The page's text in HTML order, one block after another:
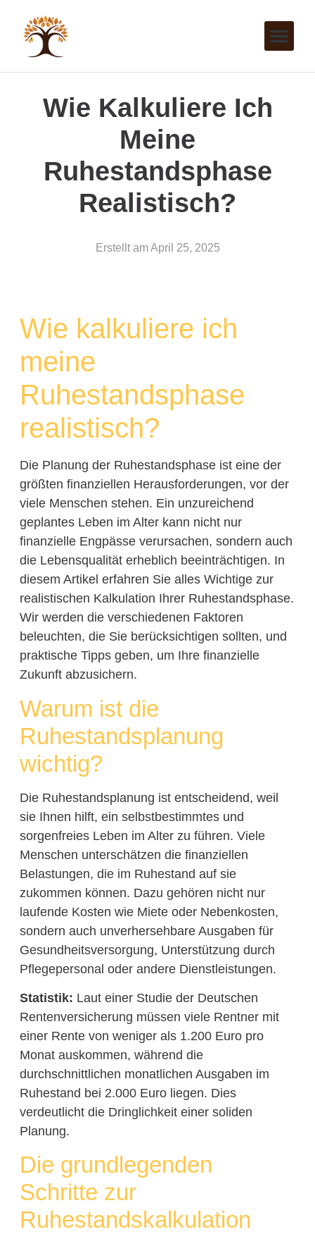
Wie Kalkuliere Ich
Meine
Ruhestandsphase
Realistisch?
Erstellt am April 25, 2025
Wie kalkuliere ich
meine
Ruhestandsphase
realistisch?
Die Planung der Ruhestandsphase ist eine der
größten finanziellen Herausforderungen, vor der
viele Menschen stehen. Ein unzureichend
geplantes Leben im Alter kann nicht nur
finanzielle Engpässe verursachen, sondern auch
die Lebensqualität erheblich beeinträchtigen. In
diesem Artikel erfahren Sie alles Wichtige zur
realistischen Kalkulation Ihrer Ruhestandsphase.
Wir werden die verschiedenen Faktoren
beleuchten, die Sie berücksichtigen sollten, und
praktische Tipps geben, um Ihre finanzielle
Zukunft abzusichern.
Warum ist die
Ruhestandsplanung
wichtig?
Die Ruhestandsplanung ist entscheidend, weil
sie Ihnen hilft, ein selbstbestimmtes und
sorgenfreies Leben im Alter zu führen. Viele
Menschen unterschätzen die finanziellen
Belastungen, die im Ruhestand auf sie
zukommen können. Dazu gehören nicht nur
laufende Kosten wie Miete oder Nebenkosten,
sondern auch unverhersehbare Ausgaben für
Gesundheitsversorgung, Unterstützung durch
Pflegepersonal oder andere Dienstleistungen.
Statistik: Laut einer Studie der Deutschen
Rentenversicherung müssen viele Rentner mit
einer Rente von weniger als 1.200 Euro pro
Monat auskommen, während die
durchschnittlichen monatlichen Ausgaben im
Ruhestand bei 2.000 Euro liegen. Dies
verdeutlicht die Dringlichkeit einer soliden
Planung.
Die grundlegenden
Schritte zur
Ruhestandskalkulation